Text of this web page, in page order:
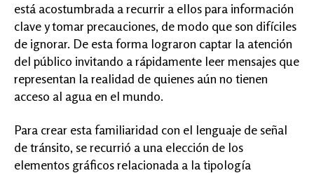
está acostumbrada a recurrir a ellos para información
clave y tomar precauciones, de modo que son difíciles
de ignorar. De esta forma lograron captar la atención
del público invitando a rápidamente leer mensajes que
representan la realidad de quienes aún no tienen
acceso al agua en el mundo.
Para crear esta familiaridad con el lenguaje de señal
de tránsito, se recurrió a una elección de los
elementos gráficos relacionada a la tipología